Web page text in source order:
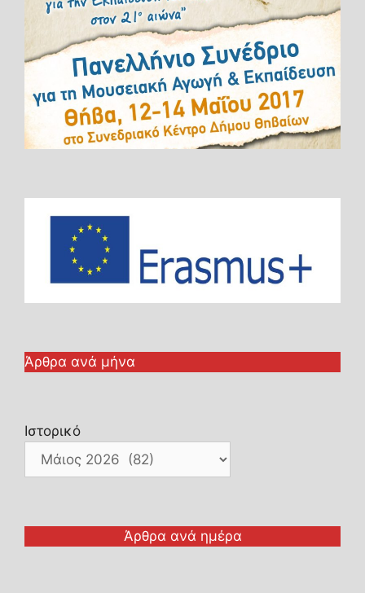
Άρθρα ανά μήνα
Ιστορικό
Άρθρα ανά ημέρα